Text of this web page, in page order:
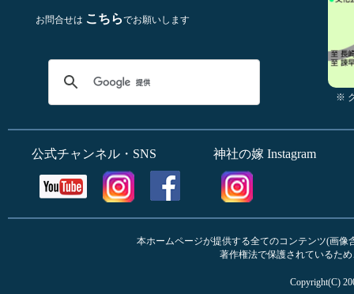
お問合せは こちらでお願いします
※
公式チャンネル・SNS 神社の嫁 Instagram
本ホームページが提供する全てのコンテンツ(画
著作権法で保護されているた
Copyright(C)